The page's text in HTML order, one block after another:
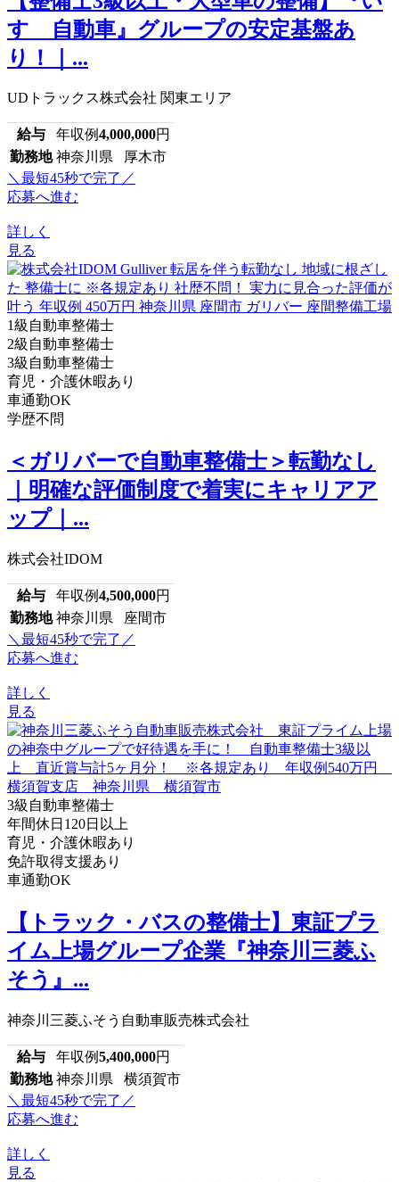
すゞ自動車』グループの安定基盤あ
り！｜...
UDトラックス株式会社 関東エリア
給与 年収例4,000,000円
勤務地 神奈川県 厚木市
＼最短45秒で完了／
応募へ進む
詳しく
見る
1級自動車整備士
2級自動車整備士
3級自動車整備士
育児・介護休暇あり
車通勤OK
学歴不問
＜ガリバーで自動車整備士＞転勤なし
｜明確な評価制度で着実にキャリアア
ップ｜...
株式会社IDOM
給与 年収例4,500,000円
勤務地 神奈川県 座間市
＼最短45秒で完了／
応募へ進む
詳しく
見る
3級自動車整備士
年間休日120日以上
育児・介護休暇あり
免許取得支援あり
車通勤OK
【トラック・バスの整備士】東証プラ
イム上場グループ企業『神奈川三菱ふ
そう』...
神奈川三菱ふそう自動車販売株式会社
給与 年収例5,400,000円
勤務地 神奈川県 横須賀市
＼最短45秒で完了／
応募へ進む
詳しく
見る